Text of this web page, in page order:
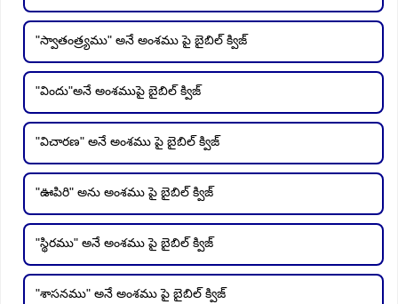
"స్వాతంత్ర్యము" అనే అంశము పై బైబిల్ క్విజ్
"విందు"అనే అంశముపై బైబిల్ క్విజ్
"విచారణ" అనే అంశము పై బైబిల్ క్విజ్
"ఊపిరి" అను అంశము పై బైబిల్ క్విజ్
"స్థిరము" అనే అంశము పై బైబిల్ క్విజ్
"శాసనము" అనే అంశము పై బైబిల్ క్విజ్